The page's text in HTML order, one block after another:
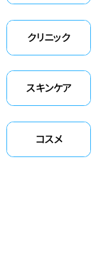
クリニック
スキンケア
コスメ